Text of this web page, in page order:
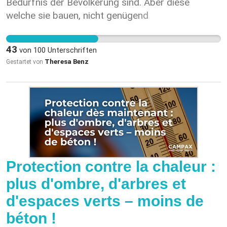
welche sie bauen, nicht genügend
arbeitet als Zimmermann und ist wie niedergegart
wenn er nach Hause kommt, Sonnenbrand,
schutz unserer fleissigen Bauarbeiter.
43 von 100 Unterschriften
Gestartet von Theresa Benz
Protection contre la chaleur :
plus d'ombre, d'arbres et
d'espaces verts – moins de
béton !